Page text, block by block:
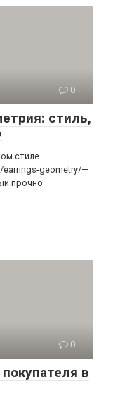
0
стиль,
стиле
earrings-geometry/—
прочно
0
в